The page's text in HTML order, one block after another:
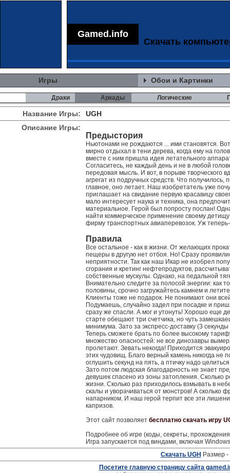
Gamed.info
Скачать
Игры Обои и Картинки
Драки Аркады Логические
Название Игры:
UGH
Описание Игры:
Предыстория
Ньютонами не рождаются ... ими становятся.
мирно отдыхал в тени дерева, когда ему на
вместе с ним пришла идея летательного
Согласитесь, не каждый день и не в любой
передовая мысль. И вот, в порыве творческого
агрегат из подручных средств. Что получилось,
главное, оно летает. Наш изобретатель уже
приглашает на свидание первую красавицу
мало интересует наука и техника, она
материальное. Герой был попросту послан!
найти коммерческое применение своему
фирму транспортных авиаперевозок. Уж теперь-
Правила
Все остальное - как в жизни. От желающих
пещеры в другую нет отбоя. Но! Сразу
неприятности. Так как наш Икар не изобрел
сгорания и кретинг нефтепродуктов,
собственные мускулы. Однако, на педальной
Внимательно следите за полосой энергии: как
половины, срочно загружайтесь камнем и
Клиенты тоже не подарок. Не понимают они
Подумаешь, случайно задел при посадке и
сразу же спасли. А мог и утонуть! Хорошо еще
старте обещают три счетчика, но чуть
минимума. Зато за экспресс-доставку (3
Теперь сможете брать по более высокому
множество опасностей: не все динозавры
пролетают. Зевать некогда! Приходится
этих чудовищ. Благо верный камень никогда не
оглушить секунд на пять, а птичку надо
Зато потом людская благодарность не знает
девушек спасено из зоны затопления. Сколько
жизни. Сколько раз приходилось взмывать в
скалы и уворачиваться от монстров! А сколько
напарником. И наш герой терпит все эти
капризов.
Этот сайт позволяет бесплатно скачать игру
Подробнее об игре (коды, секреты,
Игра запускается под виндами, включая
Скачать UGH Размер -
Посетите главную страницу сайта